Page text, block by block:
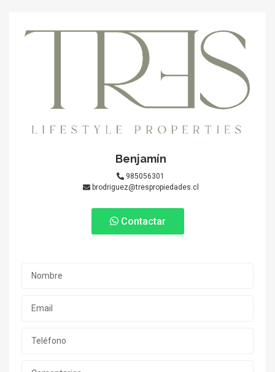
Benjamín
985056301
brodriguez@trespropiedades.cl
Contactar